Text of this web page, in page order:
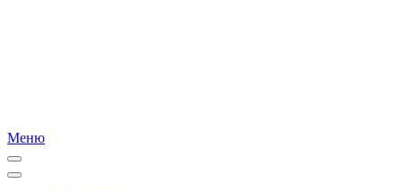
Меню